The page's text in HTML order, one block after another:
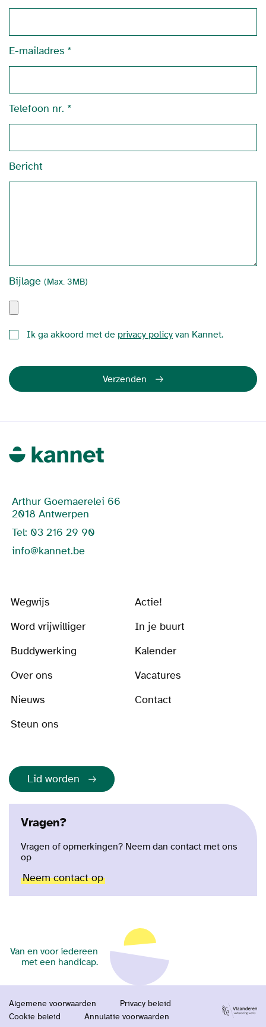
E-mailadres
Telefoon nr.
Bericht
Bijlage (Max. 3MB)
Ik ga akkoord met de privacy policy van Kannet.
Verzenden
Arthur Goemaerelei 66
2018 Antwerpen
Tel: 03 216 29 90
info@kannet.be
Wegwijs
Actie!
Word vrijwilliger
In je buurt
Buddywerking
Kalender
Over ons
Vacatures
Nieuws
Contact
Steun ons
Lid worden
Vragen?
Vragen of opmerkingen? Neem dan contact met ons
op
Neem contact op
Van en voor iedereen
met een handicap.
Algemene voorwaarden
Privacy beleid
Cookie beleid
Annulatie voorwaarden